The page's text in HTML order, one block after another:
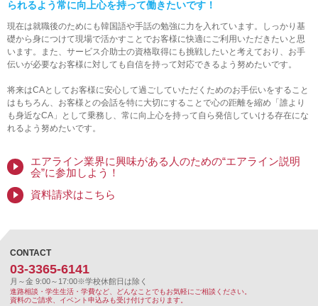
られるよう常に向上心を持って働きたいです！
現在は就職後のためにも韓国語や手話の勉強に力を入れています。しっかり基
礎から身につけて現場で活かすことでお客様に快適にご利用いただきたいと思
います。また、サービス介助士の資格取得にも挑戦したいと考えており、お手
伝いが必要なお客様に対しても自信を持って対応できるよう努めたいです。
将来はCAとしてお客様に安心して過ごしていただくためのお手伝いをすること
はもちろん、お客様との会話を特に大切にすることで心の距離を縮め「誰より
も身近なCA」として乗務し、常に向上心を持って自ら発信していける存在にな
れるよう努めたいです。
エアライン業界に興味がある人のための“エアライン説明
会”に参加しよう！
資料請求はこちら
CONTACT
03-3365-6141
月～金 9:00～17:00※学校休館日は除く
進路相談・学生生活・学費など、どんなことでもお気軽にご相談ください。
資料のご請求、イベント申込みも受け付けております。